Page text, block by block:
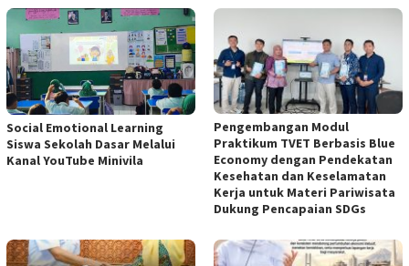
Social Emotional Learning
Siswa Sekolah Dasar Melalui
Kanal YouTube Minivila
Pengembangan Modul
Praktikum TVET Berbasis Blue
Economy dengan Pendekatan
Kesehatan dan Keselamatan
Kerja untuk Materi Pariwisata
Dukung Pencapaian SDGs